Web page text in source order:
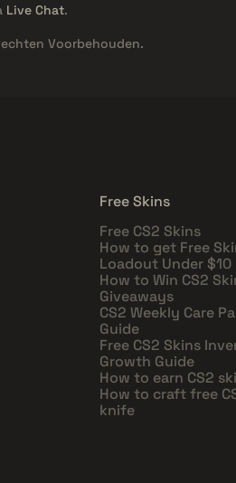
Live Chat.
Voorbehouden.
Free Skins
Free CS2 Skins
How to get Free
Loadout Under $10
How to Win CS2
Giveaways
CS2 Weekly Care
Guide
Free CS2 Skins
Growth Guide
How to earn CS2
How to craft free
knife